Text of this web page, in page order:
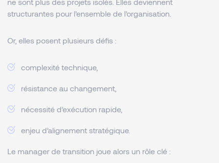
structurantes pour l’ensemble de l’organisation.
Or, elles posent plusieurs défis :
complexité technique,
résistance au changement,
nécessité d’exécution rapide,
enjeu d’alignement stratégique.
Le manager de transition joue alors un rôle clé :